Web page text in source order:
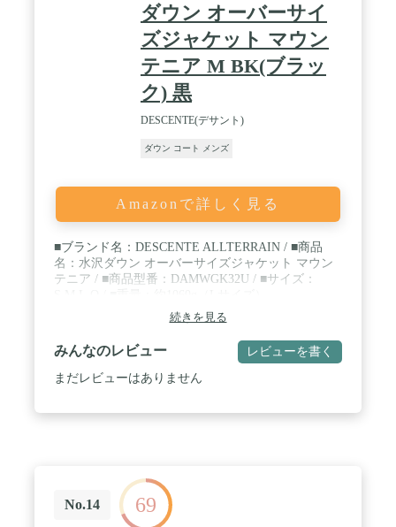
ダウン オーバーサイ
ズジャケット マウン
テニア M BK(ブラッ
ク) 黒
DESCENTE(デサント)
ダウン コート メンズ
Amazonで詳しく見る
■ブランド名：DESCENTE ALLTERRAIN / ■商品
名：水沢ダウン オーバーサイズジャケット マウン
テニア / ■商品型番：DAMWGK32U / ■サイズ：
続きを見る
みんなのレビュー レビューを書く
まだレビューはありません
No.14 69